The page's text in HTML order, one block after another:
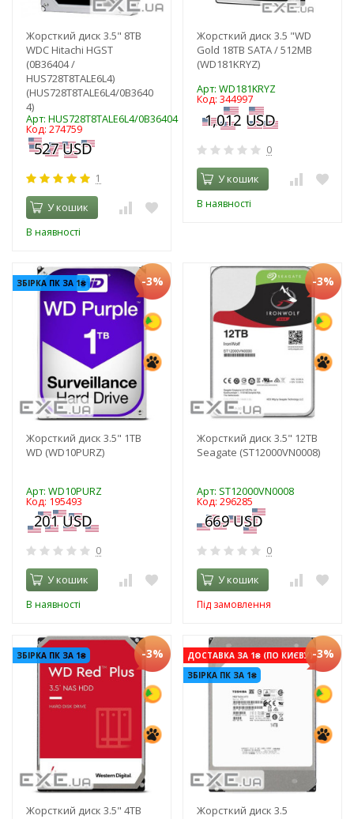
Жорсткий диск 3.5" 8TB
WDC Hitachi HGST
(0B36404 /
HUS728T8TALE6L4)
(HUS728T8TALE6L4/0B3640
4)
Арт: HUS728T8TALE6L4/0B36404
Код: 274759
1
У кошик
В наявності
Жорсткий диск 3.5 "WD
Gold 18TB SATA / 512MB
(WD181KRYZ)
Арт: WD181KRYZ
Код: 344997
0
У кошик
В наявності
ЗБІРКА ПК ЗА 1₴ -3%
Жорсткий диск 3.5" 1TB
WD (WD10PURZ)
Арт: WD10PURZ
Код: 195493
0
У кошик
В наявності
-3%
Жорсткий диск 3.5" 12TB
Seagate (ST12000VN0008)
Арт: ST12000VN0008
Код: 296285
0
У кошик
Під замовлення
ЗБІРКА ПК ЗА 1₴ -3%
Жорсткий диск 3.5" 4TB
ДОСТАВКА ЗА 1₴ (ПО КИЄВУ)
ЗБІРКА ПК ЗА 1₴
-3%
Жорсткий диск 3.5